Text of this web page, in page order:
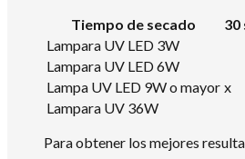
Tiempo de secado
30
Lampara UV LED 3W
Lampara UV LED 6W
Lampa UV LED 9W o mayor x
Lampara UV 36W
Para obtener los mejores